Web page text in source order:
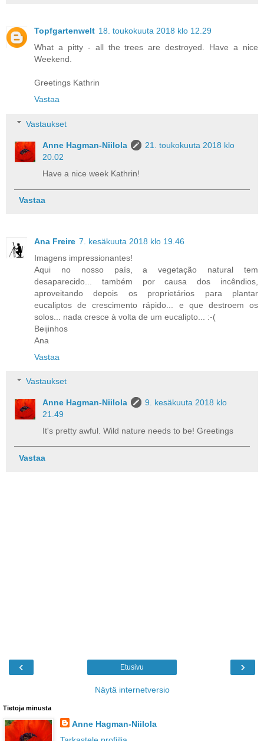
Topfgartenwelt 18. toukokuuta 2018 klo 12.29
What a pitty - all the trees are destroyed. Have a nice
Weekend.
Greetings Kathrin
Vastaa
Vastaukset
Anne Hagman-Niilola
21. toukokuuta 2018 klo
20.02
Have a nice week Kathrin!
Vastaa
Ana Freire 7. kesäkuuta 2018 klo 19.46
Imagens impressionantes!
Aqui no nosso país, a vegetação natural tem
desaparecido... também por causa dos incêndios,
aproveitando depois os proprietários para plantar
eucaliptos de crescimento rápido... e que destroem os
solos... nada cresce à volta de um eucalipto... :-(
Beijinhos
Ana
Vastaa
Vastaukset
Anne Hagman-Niilola
9. kesäkuuta 2018 klo
21.49
It's pretty awful. Wild nature needs to be! Greetings
Vastaa
‹ ›
Etusivu
Näytä internetversio
Tietoja minusta
Anne Hagman-Niilola